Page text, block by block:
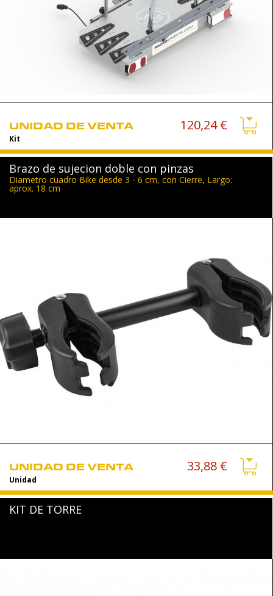
UNIDAD DE VENTA
Kit
120,24 €
Brazo de sujecion doble con pinzas
Diametro cuadro Bike desde 3 - 6 cm, con Cierre, Largo:
aprox. 18 cm
UNIDAD DE VENTA
Unidad
33,88 €
KIT DE TORRE